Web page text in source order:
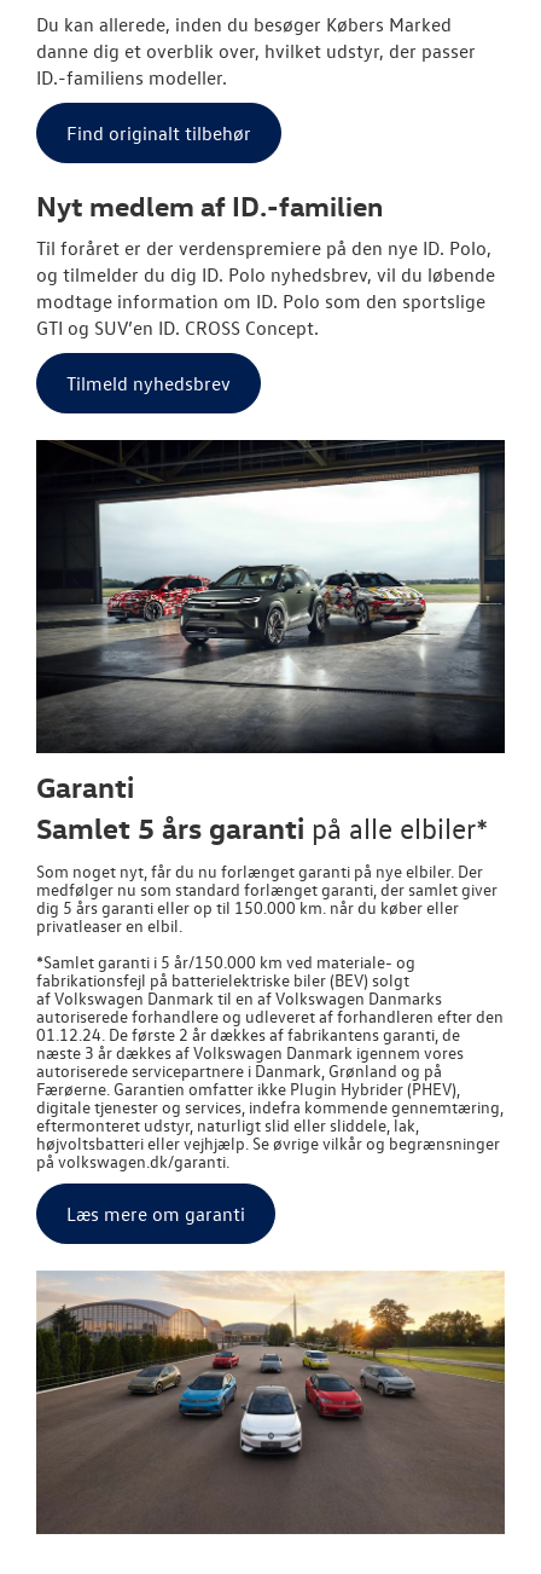
Du kan allerede, inden du besøger Købers Marked
danne dig et overblik over, hvilket udstyr, der passer
ID.-familiens modeller.
Find originalt tilbehør
Nyt medlem af ID.-familien
Til foråret er der verdenspremiere på den nye ID. Polo,
og tilmelder du dig ID. Polo nyhedsbrev, vil du løbende
modtage information om ID. Polo som den sportslige
GTI og SUV’en ID. CROSS Concept.
Tilmeld nyhedsbrev
Garanti
Samlet 5 års garanti på alle elbiler*
Som noget nyt, får du nu forlænget garanti på nye elbiler. Der
medfølger nu som standard forlænget garanti, der samlet giver
dig 5 års garanti eller op til 150.000 km. når du køber eller
privatleaser en elbil.
*Samlet garanti i 5 år/150.000 km ved materiale- og
fabrikationsfejl på batterielektriske biler (BEV) solgt
afVolkswagen Danmark til en afVolkswagenDanmarks
autoriserede forhandlere og udleveret af forhandleren efter den
01.12.24. De første 2 år dækkes af fabrikantens garanti, de
næste 3 år dækkes afVolkswagen Danmark igennem vores
autoriserede servicepartnere i Danmark, Grønland og på
Færøerne. Garantien omfatter ikke Plugin Hybrider (PHEV),
digitale tjenester og services, indefra kommende gennemtæring,
eftermonteret udstyr, naturligt slid eller sliddele, lak,
højvoltsbatteri eller vejhjælp. Se øvrige vilkår og begrænsninger
på volkswagen.dk/garanti.
Læs mere om garanti